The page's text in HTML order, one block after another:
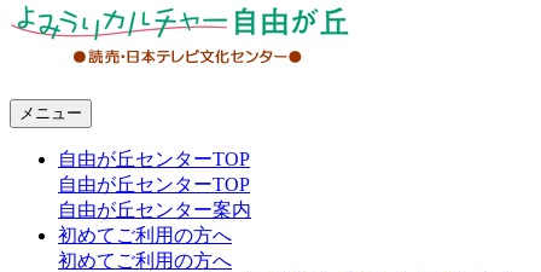
メニュー
自由が丘センターTOP
自由が丘センターTOP
自由が丘センター案内
初めてご利用の方へ
初めてご利用の方へ